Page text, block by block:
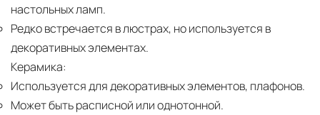
настольных ламп.
Редко встречается в люстрах, но используется в
декоративных элементах.
Керамика:
Используется для декоративных элементов, плафонов.
Может быть расписной или однотонной.